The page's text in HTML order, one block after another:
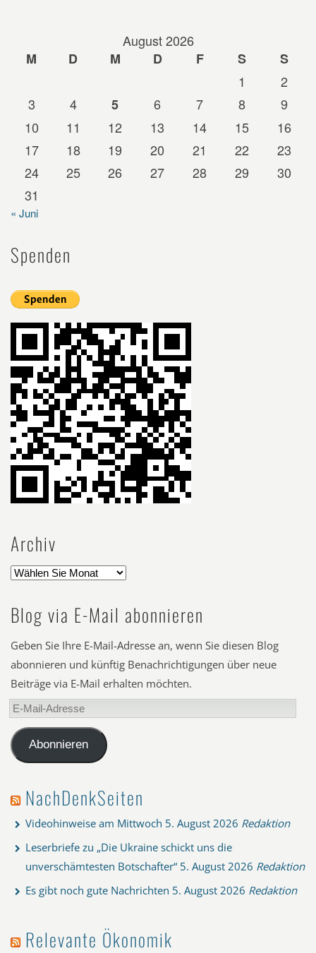
August 2026
M
D M D F S
S
1
2
3
4 5 6 7 8
9
10
11 12 13 14 15
16
17
18 19 20 21 22
23
24
25 26 27 28 29
30
31
« Juni
Spenden
Archiv
Blog via E-Mail abonnieren
Geben Sie Ihre E-Mail-Adresse an, wenn Sie diesen Blog
abonnieren und künftig Benachrichtigungen über neue
Beiträge via E-Mail erhalten möchten.
E-
Mail-
AdresseAbonnieren
NachDenkSeiten
Videohinweise am Mittwoch 5. August 2026 Redaktion
Leserbriefe zu „Die Ukraine schickt uns die
unverschämtesten Botschafter“ 5. August 2026 Redaktion
Es gibt noch gute Nachrichten 5. August 2026 Redaktion
Relevante Ökonomik